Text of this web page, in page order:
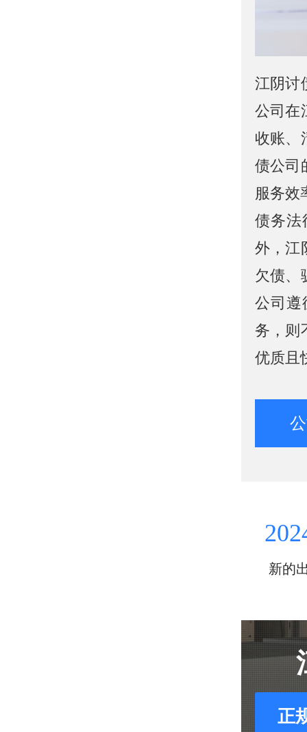
江阴讨
公司在
收账、
债公司
服务效
债务法
外，江
欠债、
公司遵
务，则
优质且
新的
正